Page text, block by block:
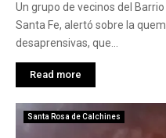
Un grupo de vecinos del
Santa Fe, alertó sobre la
desaprensivas, que...
Read more
Santa Rosa de Calchines